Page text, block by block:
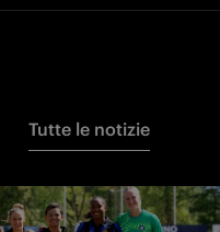
Tutte le notizie